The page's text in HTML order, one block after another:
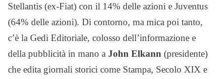
Stellantis (ex-Fiat) con il 14% delle azioni e Juventus
(64% delle azioni). Di contorno, ma mica poi tanto,
c’è la Gedi Editoriale, colosso dell’informazione e
della pubblicità in mano a John Elkann (presidente)
che edita giornali storici come Stampa, Secolo XIX e